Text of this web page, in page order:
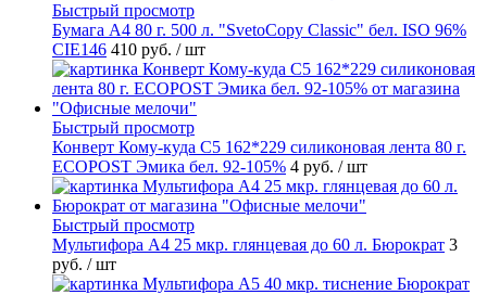
Быстрый просмотр
Бумага А4 80 г. 500 л. "SvetoCopy Classic" бел. ISO 96%
CIE146 410 руб. / шт
Быстрый просмотр
Конверт Кому-куда С5 162*229 силиконовая лента 80 г.
ECOPOST Эмика бел. 92-105% 4 руб. / шт
Быстрый просмотр
Мультифора А4 25 мкр. глянцевая до 60 л. Бюрократ 3
руб. / шт